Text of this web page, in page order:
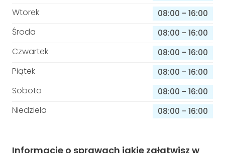
Wtorek
08:00 - 16:00
Środa
08:00 - 16:00
Czwartek
08:00 - 16:00
Piątek
08:00 - 16:00
Sobota
08:00 - 16:00
Niedziela
08:00 - 16:00
Informacje o sprawach jakie załatwisz w